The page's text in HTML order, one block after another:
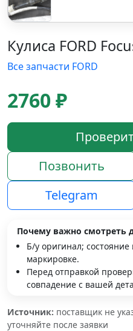
Кулиса FORD
Все запчасти FORD
2760 ₽
Позвонить
Telegram
Почему важно смотреть
Б/у оригинал;
маркировке.
Перед отправкой
совпадение с вашей
Источник: поставщик не
уточняйте после заявки